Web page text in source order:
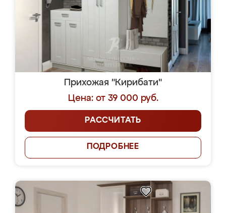
Прихожая "Кирибати"
Цена: от 39 000 руб.
РАССЧИТАТЬ
ПОДРОБНЕЕ